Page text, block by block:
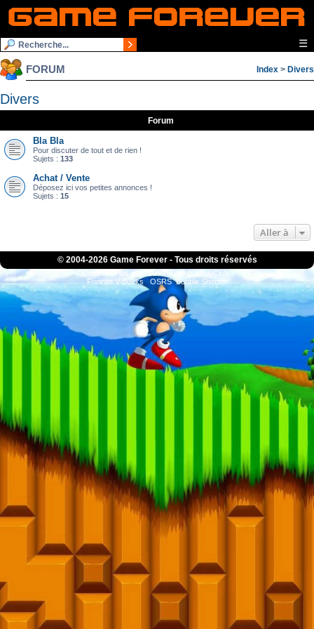
☰
FORUM Index > Divers
Divers
Forum
Bla Bla
Pour discuter de tout et de rien !
Sujets : 133
Achat / Vente
Déposez ici vos petites annonces !
Sujets : 15
Aller à
© 2004-2026 Game Forever - Tous droits réservés
ConsolesPlus.net 1UP iGraal
eBuyClub
Fortnite V-Bucks
OSRS Bubble Shooter